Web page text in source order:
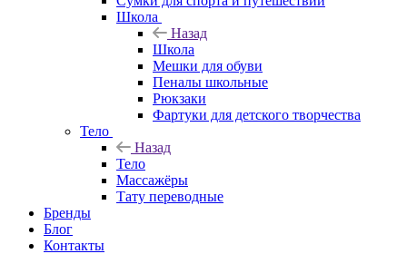
Школа
Назад
Школа
Мешки для обуви
Пеналы школьные
Рюкзаки
Фартуки для детского творчества
Тело
Назад
Тело
Массажёры
Тату переводные
Бренды
Блог
Контакты